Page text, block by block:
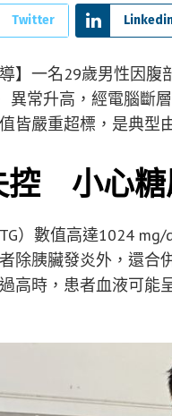
Twitter
】一名29歲男性因
異常升高，經電腦斷
皆嚴重超標，是典型
控 小心糖
）數值高達1024
除胰臟發炎外，還合
高時，患者血液可能